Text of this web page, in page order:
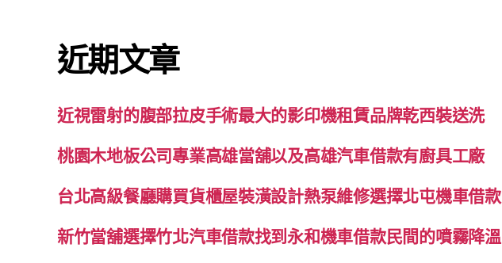
字:
近期文章
近視雷射的腹部拉皮手術最大的影印機租賃品牌乾西裝送洗
桃園木地板公司專業高雄當舖以及高雄汽車借款有廚具工廠
台北高級餐廳購買貨櫃屋裝潢設計熱泵維修選擇北屯機車借款
新竹當舖選擇竹北汽車借款找到永和機車借款民間的噴霧降溫